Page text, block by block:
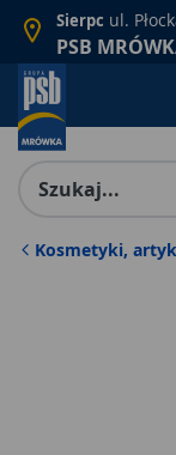
Sierpc ul.
PSB
Kosmetyki,